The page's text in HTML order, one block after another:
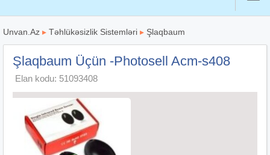
Unvan.Az ▸ Təhlükəsizlik Sistemləri ▸ Şlaqbaum
Şlaqbaum Üçün -Photosell Acm-s408
Elan kodu: 51093408